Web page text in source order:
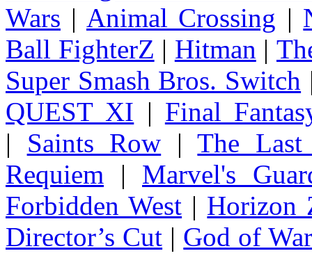
Wars | Animal Crossing |
Ball FighterZ | Hitman |
Super Smash Bros. Switch
QUEST XI | Final
| Saints Row |The
Requiem | Marvel's
Forbidden West | Horizon
Director’s Cut | God of